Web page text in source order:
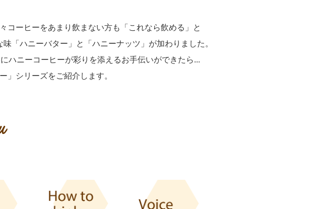
コーヒーをあまり飲まない方も「これなら飲める」と
「ハニーバター」と「ハニーナッツ」が加わりました。
ハニーコーヒーが彩りを添えるお手伝いができたら...
」シリーズをご紹介します。